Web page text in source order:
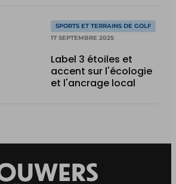
SPORTS ET TERRAINS DE GOLF
17 SEPTEMBRE 2025
Label 3 étoiles et
accent sur l'écologie
et l'ancrage local